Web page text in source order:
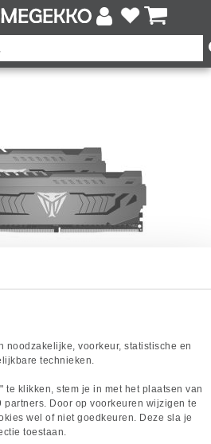
noodzakelijke, voorkeur, statistische en
technieken.
" te klikken, stem je in met het plaatsen van
partners. Door op voorkeuren wijzigen te
wel of niet goedkeuren. Deze sla je
toestaan.
VIPER STEEL 2X32GB
GEHEUGENMODULE
helaas niet meer beschikbaar.
om al onze producten zo lang
Helaas is dit product op dit
leveranciers leverbaar.
ander product uit de categorie